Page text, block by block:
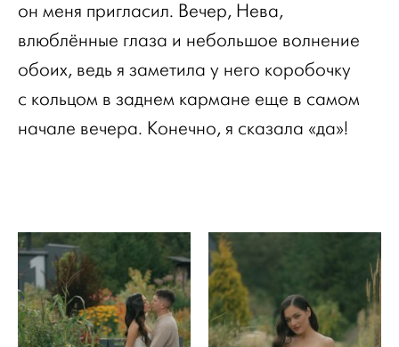
он меня пригласил. Вечер, Нева,
влюблённые глаза и небольшое волнение
обоих, ведь я заметила у него коробочку
с кольцом в заднем кармане еще в самом
начале вечера. Конечно, я сказала «да»!